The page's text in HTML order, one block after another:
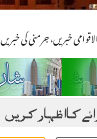
خبریں،جرمنی کی خبریں
کا اظہار کریں